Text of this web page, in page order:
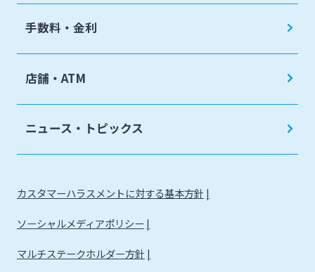
手数料・金利
店舗・ATM
ニュース・トピックス
カスタマーハラスメントに対する基本方針
ソーシャルメディアポリシー
マルチステークホルダー方針